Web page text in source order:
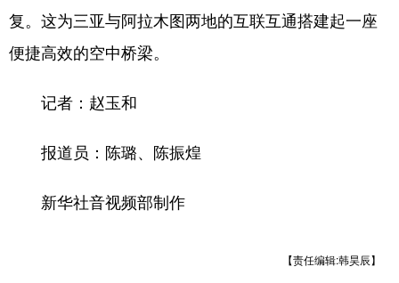
复。这为三亚与阿拉木图两地的互联互通搭建起一座
便捷高效的空中桥梁。
记者：赵玉和
报道员：陈璐、陈振煌
新华社音视频部制作
【责任编辑:韩昊辰】